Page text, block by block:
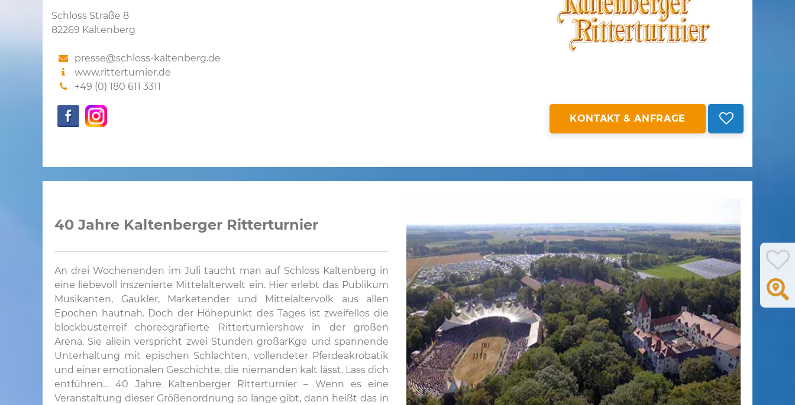
Schloss Straße 8
82269 Kaltenberg
presse@schloss-kaltenberg.de
www.ritterturnier.de
+49 (0) 180 611 3311
KONTAKT & ANFRAGE
40 Jahre Kaltenberger Ritterturnier
An drei Wochenenden im Juli taucht man auf Schloss Kaltenberg in
eine liebevoll inszenierte Mittelalterwelt ein. Hier erlebt das Publikum
Musikanten, Gaukler, Marketender und Mittelaltervolk aus allen
Epochen hautnah. Doch der Höhepunkt des Tages ist zweifellos die
blockbusterreif choreografierte Ritterturniershow in der großen
Arena. Sie allein verspricht zwei Stunden großarKge und spannende
Unterhaltung mit epischen Schlachten, vollendeter Pferdeakrobatik
und einer emotionalen Geschichte, die niemanden kalt lässt. Lass dich
entführen… 40 Jahre Kaltenberger Ritterturnier – Wenn es eine
Veranstaltung dieser Größenordnung so lange gibt, dann heißt das in